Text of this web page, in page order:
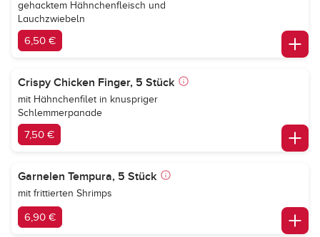
gehacktem Hähnchenfleisch und
Lauchzwiebeln
6,50 €
Crispy Chicken Finger, 5 Stück
mit Hähnchenfilet in knuspriger
Schlemmerpanade
7,50 €
Garnelen Tempura, 5 Stück
mit frittierten Shrimps
6,90 €